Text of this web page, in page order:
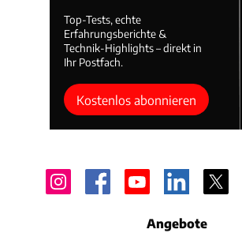
Top-Tests, echte
Erfahrungsberichte &
Technik-Highlights – direkt in
Ihr Postfach.
Kostenlos abonnieren
Angebote